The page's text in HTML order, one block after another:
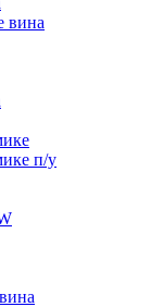
вина
п/у